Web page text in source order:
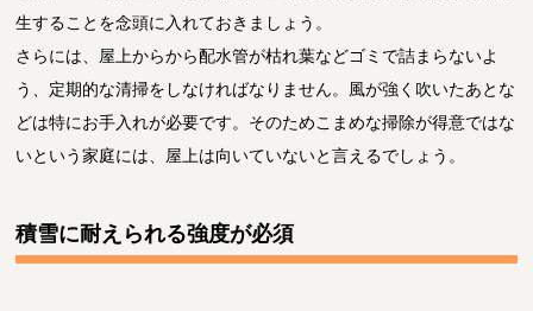
生することを念頭に入れておきましょう。
さらには、屋上からから配水管が枯れ葉などゴミで詰まらないよ
う、定期的な清掃をしなければなりません。風が強く吹いたあとな
どは特にお手入れが必要です。そのためこまめな掃除が得意ではな
いという家庭には、屋上は向いていないと言えるでしょう。
積雪に耐えられる強度が必須